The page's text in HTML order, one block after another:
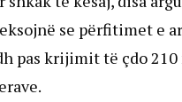
se përfitimet e
pas krijimit të çdo